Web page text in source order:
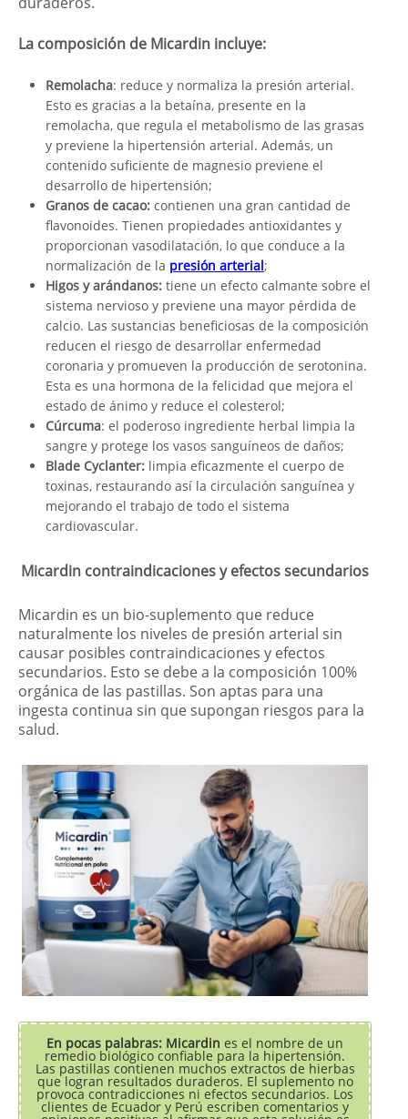
La composición de Micardin incluye:
Remolacha: reduce y normaliza la presión arterial.
Esto es gracias a la betaína, presente en la
remolacha, que regula el metabolismo de las grasas
y previene la hipertensión arterial. Además, un
contenido suficiente de magnesio previene el
desarrollo de hipertensión;
Granos de cacao: contienen una gran cantidad de
flavonoides. Tienen propiedades antioxidantes y
proporcionan vasodilatación, lo que conduce a la
normalización de la presión arterial;
Higos y arándanos: tiene un efecto calmante sobre el
sistema nervioso y previene una mayor pérdida de
calcio. Las sustancias beneficiosas de la composición
reducen el riesgo de desarrollar enfermedad
coronaria y promueven la producción de serotonina.
Esta es una hormona de la felicidad que mejora el
estado de ánimo y reduce el colesterol;
Cúrcuma: el poderoso ingrediente herbal limpia la
sangre y protege los vasos sanguíneos de daños;
Blade Cyclanter: limpia eficazmente el cuerpo de
toxinas, restaurando así la circulación sanguínea y
mejorando el trabajo de todo el sistema
cardiovascular.
Micardin contraindicaciones y efectos secundarios
Micardin es un bio-suplemento que reduce
naturalmente los niveles de presión arterial sin
causar posibles contraindicaciones y efectos
secundarios. Esto se debe a la composición 100%
orgánica de las pastillas. Son aptas para una
ingesta continua sin que supongan riesgos para la
salud.
En pocas palabras: Micardin es el nombre de un
remedio biológico confiable para la hipertensión.
Las pastillas contienen muchos extractos de hierbas
que logran resultados duraderos. El suplemento no
provoca contradicciones ni efectos secundarios. Los
clientes de Ecuador y Perú escriben comentarios y